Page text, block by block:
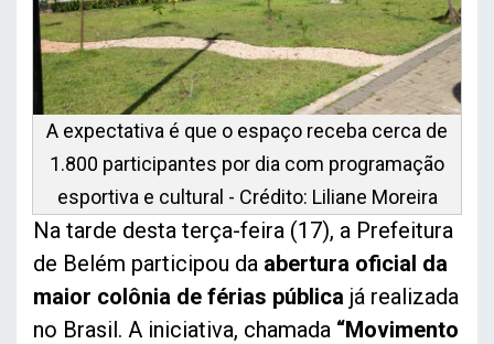
A expectativa é que o espaço receba cerca de
1.800 participantes por dia com programação
esportiva e cultural - Crédito: Liliane Moreira
Na tarde desta terça-feira (17), a Prefeitura
de Belém participou da abertura oficial da
maior colônia de férias pública já realizada
no Brasil. A iniciativa, chamada “Movimento